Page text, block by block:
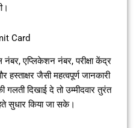
Card
नंबर, एप्लिकेशन नंबर, परीक्षा केंद्र
हस्ताक्षर जैसी महत्वपूर्ण जानकारी
गलती दिखाई दे तो उम्मीदवार तुरंत
सुधार किया जा सके।